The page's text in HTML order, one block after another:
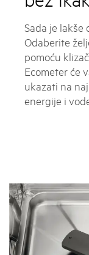
Sada je lakše
Odaberite
pomoću
Ecometer će
ukazati na
energije i